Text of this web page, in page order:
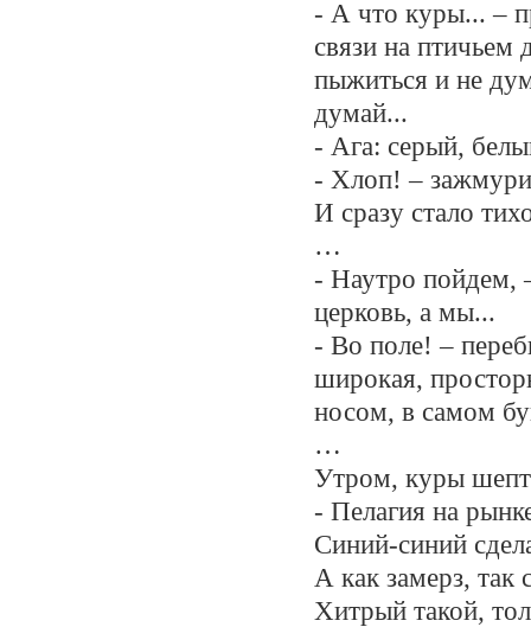
- А что куры... –
связи на птичьем
пыжиться и не
думай...
- Ага: серый,
- Хлоп! –
И сразу стало
…
- Наутро пойдем,
церковь, а мы...
- Во поле! –
широкая,
носом, в самом
…
Утром, куры
- Пелагия на
Синий-синий
А как замерз, так
Хитрый такой,